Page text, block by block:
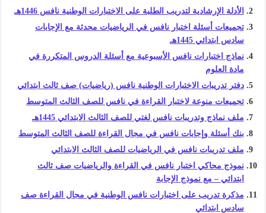
الأدلة الإرشادية لتدريب الطلبة على الاختبارات الوطنية نافس 1446هـ
تجميعات أسئلة اختبار نافس في الرياضيات محدثة مع الإجابات
سادس ابتدائي 1445هـ
نماذج اختبارات نافس الأسبوعية مع أسئلة الدروس المتكررة في
مادة العلوم
دفتر تدريبات الاختبارات الوطنية نافس (رياضيات) صف ثالث ابتدائي
تجميعات منوعة لاختبار القراءة في نافس للصف الثالث المتوسط
ملف نماذج وتدريبات نافس لغتي للصف الثالث الابتدائي 1445هـ
بنك أسئلة وإجابات نافس في مجال القراءة للصف الثالث المتوسط
ملف تدريبات نافس في الرياضيات للصف الثالث الابتدائي
نموذج محاكي اختبار نافس في القراءة والرياضيات صف ثالث
ابتدائي – مع نموذج الإجابة
مذكرة تدريب على اختبارات نافس الوطنية في مجال القراءة صف
سادس ابتدائي